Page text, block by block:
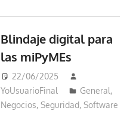
Blindaje digital para
las miPyMEs
22/06/2025
YoUsuarioFinal
General,
Negocios,Seguridad,Software